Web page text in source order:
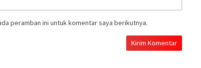
peramban ini untuk komentar saya berikutnya.